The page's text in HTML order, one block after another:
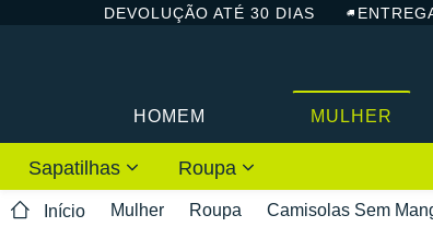
DEVOLUÇÃO ATÉ 30 DIAS
HOMEM MULHER
Sapatilhas Roupa
Início Mulher Roupa Camisolas Sem